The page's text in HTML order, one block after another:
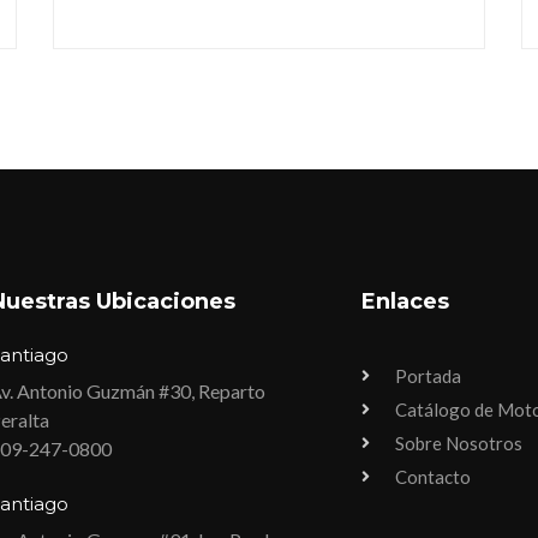
Ubicaciones
Antonio Guzmán #30, Reparto
247-0800
Enlaces
Portada
Catálogo de
Sobre Nosotros
Contacto